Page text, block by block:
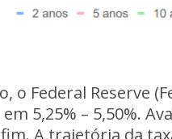
o Federal
5,25% – 5,50%.